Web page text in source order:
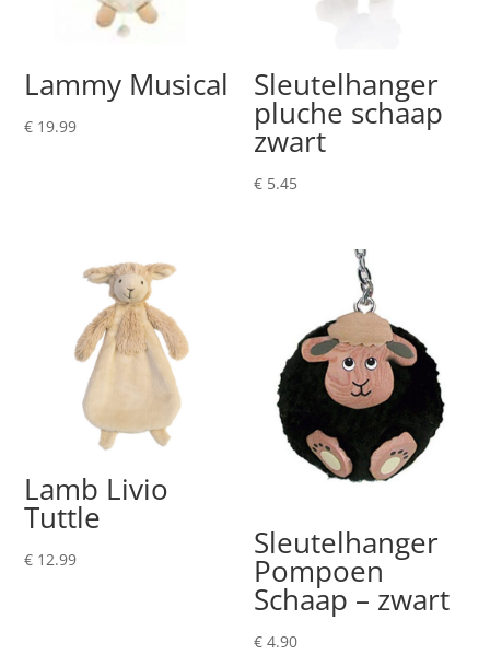
Lammy Musical
€ 19.99
Sleutelhanger
pluche schaap
zwart
€ 5.45
Lamb Livio
Tuttle
€ 12.99 Sleutelhanger
Pompoen
Schaap – zwart
€ 4.90